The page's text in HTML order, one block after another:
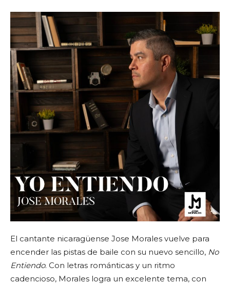
El cantante nicaragüense Jose Morales vuelve para
encender las pistas de baile con su nuevo sencillo, No
Entiendo. Con letras románticas y un ritmo
cadencioso, Morales logra un excelente tema, con